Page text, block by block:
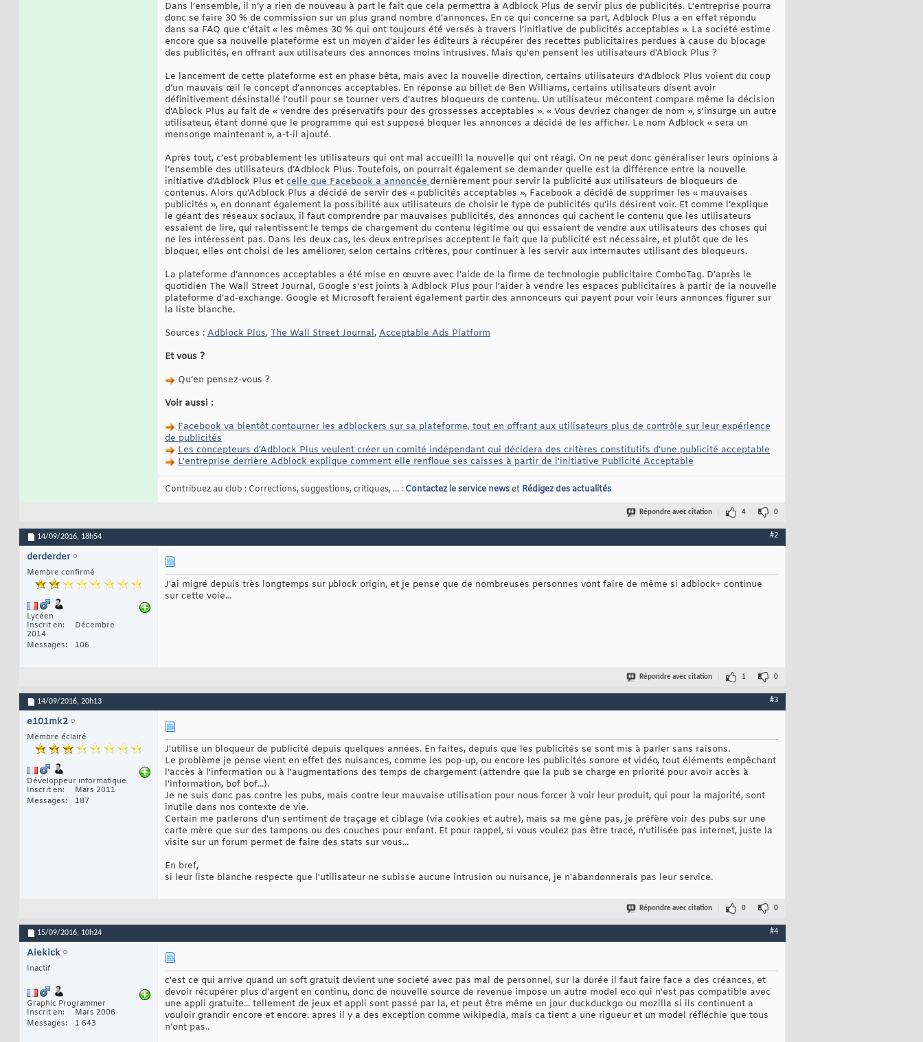
Dans l’ensemble, il n’y a rien de nouveau à part le fait que cela permettra à Adblock Plus de servir plus de publicités. L’entreprise pourra
donc se faire 30 % de commission sur un plus grand nombre d’annonces. En ce qui concerne sa part, Adblock Plus a en effet répondu
dans sa FAQ que c’était « les mêmes 30 % qui ont toujours été versés à travers l’initiative de publicités acceptables ». La société estime
encore que sa nouvelle plateforme est un moyen d'aider les éditeurs à récupérer des recettes publicitaires perdues à cause du blocage
des publicités, en offrant aux utilisateurs des annonces moins intrusives. Mais qu'en pensent les utilisateurs d'Ablock Plus ?
Le lancement de cette plateforme est en phase bêta, mais avec la nouvelle direction, certains utilisateurs d'Adblock Plus voient du coup
d’un mauvais œil le concept d’annonces acceptables. En réponse au billet de Ben Williams, certains utilisateurs disent avoir
définitivement désinstallé l'outil pour se tourner vers d'autres bloqueurs de contenu. Un utilisateur mécontent compare même la décision
d'Ablock Plus au fait de « vendre des préservatifs pour des grossesses acceptables ». « Vous devriez changer de nom », s'insurge un autre
utilisateur, étant donné que le programme qui est supposé bloquer les annonces a décidé de les afficher. Le nom Adblock « sera un
mensonge maintenant », a-t-il ajouté.
Après tout, c’est probablement les utilisateurs qui ont mal accueilli la nouvelle qui ont réagi. On ne peut donc généraliser leurs opinions à
l’ensemble des utilisateurs d’Adblock Plus. Toutefois, on pourrait également se demander quelle est la différence entre la nouvelle
initiative d’Adblock Plus et celle que Facebook a annoncée dernièrement pour servir la publicité aux utilisateurs de bloqueurs de
contenus. Alors qu’Adblock Plus a décidé de servir des « publicités acceptables », Facebook a décidé de supprimer les « mauvaises
publicités », en donnant également la possibilité aux utilisateurs de choisir le type de publicités qu’ils désirent voir. Et comme l’explique
le géant des réseaux sociaux, il faut comprendre par mauvaises publicités, des annonces qui cachent le contenu que les utilisateurs
essaient de lire, qui ralentissent le temps de chargement du contenu légitime ou qui essaient de vendre aux utilisateurs des choses qui
ne les intéressent pas. Dans les deux cas, les deux entreprises acceptent le fait que la publicité est nécessaire, et plutôt que de les
bloquer, elles ont choisi de les améliorer, selon certains critères, pour continuer à les servir aux internautes utilisant des bloqueurs.
La plateforme d’annonces acceptables a été mise en œuvre avec l’aide de la firme de technologie publicitaire ComboTag. D’après le
quotidien The Wall Street Journal, Google s'est joints à Adblock Plus pour l’aider à vendre les espaces publicitaires à partir de la nouvelle
plateforme d’ad-exchange. Google et Microsoft feraient également partir des annonceurs qui payent pour voir leurs annonces figurer sur
la liste blanche.
Sources : Adblock Plus, The Wall Street Journal, Acceptable Ads Platform
Et vous ?
Qu’en pensez-vous ?
Voir aussi :
Facebook va bientôt contourner les adblockers sur sa plateforme, tout en offrant aux utilisateurs plus de contrôle sur leur expérience
de publicités
Les concepteurs d'Adblock Plus veulent créer un comité indépendant qui décidera des critères constitutifs d'une publicité acceptable
L'entreprise derrière Adblock explique comment elle renfloue ses caisses à partir de l'initiative Publicité Acceptable
Contribuez au club : Corrections, suggestions, critiques, ... : Contactez le service newset Rédigez des actualités
Répondre avec citation 4 0
14/09/2016, 18h54 #2
derderder
Membre confirmé
Lycéen
Inscrit en
Décembre
2014
Messages
106
J'ai migré depuis très longtemps sur μblock origin, et je pense que de nombreuses personnes vont faire de même si adblock+ continue
sur cette voie...
Répondre avec citation 1 0
14/09/2016, 20h13 #3
e101mk2
Membre éclairé
Développeur informatique
Inscrit en
Mars 2011
Messages
187
J'utilise un bloqueur de publicité depuis quelques années. En faites, depuis que les publicités se sont mis à parler sans raisons.
Le problème je pense vient en effet des nuisances, comme les pop-up, ou encore les publicités sonore et vidéo, tout éléments empêchant
l’accès à l'information ou à l'augmentations des temps de chargement (attendre que la pub se charge en priorité pour avoir accès à
l'information, bof bof...).
Je ne suis donc pas contre les pubs, mais contre leur mauvaise utilisation pour nous forcer à voir leur produit, qui pour la majorité, sont
inutile dans nos contexte de vie.
Certain me parlerons d'un sentiment de traçage et ciblage (via cookies et autre), mais sa me gène pas, je préfère voir des pubs sur une
carte mère que sur des tampons ou des couches pour enfant. Et pour rappel, si vous voulez pas être tracé, n'utilisée pas internet, juste la
visite sur un forum permet de faire des stats sur vous...
En bref,
si leur liste blanche respecte que l'utilisateur ne subisse aucune intrusion ou nuisance, je n'abandonnerais pas leur service.
Répondre avec citation 0 0
15/09/2016, 10h24 #4
Aiekick
Inactif
Graphic Programmer
Inscrit en
Mars 2006
Messages
1 643
c'est ce qui arrive quand un soft gratuit devient une societé avec pas mal de personnel, sur la durée il faut faire face a des créances, et
devoir récupérer plus d'argent en continu, donc de nouvelle source de revenue impose un autre model eco qui n'est pas compatible avec
une appli gratuite... tellement de jeux et appli sont passé par la, et peut être même un jour duckduckgo ou mozilla si ils continuent a
vouloir grandir encore et encore. apres il y a des exception comme wikipedia, mais ca tient a une rigueur et un model réfléchie que tous
n'ont pas..